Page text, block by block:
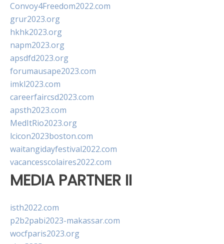
Convoy4Freedom2022.com
grur2023.org
hkhk2023.org
napm2023.org
apsdfd2023.org
forumausape2023.com
imkl2023.com
careerfaircsd2023.com
apsth2023.com
MedItRio2023.org
lcicon2023boston.com
waitangidayfestival2022.com
vacancesscolaires2022.com
MEDIA PARTNER II
isth2022.com
p2b2pabi2023-makassar.com
wocfparis2023.org